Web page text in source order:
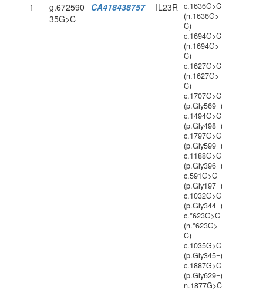
1
g.672590
35G>C
CA418438757 IL23R c.1636G>C
(n.1636G>
C)
c.1694G>C
(n.1694G>
C)
c.1627G>C
(n.1627G>
C)
c.1707G>C
(p.Gly569=)
c.1494G>C
(p.Gly498=)
c.1797G>C
(p.Gly599=)
c.1188G>C
(p.Gly396=)
c.591G>C
(p.Gly197=)
c.1032G>C
(p.Gly344=)
c.*623G>C
(n.*623G>
C)
c.1035G>C
(p.Gly345=)
c.1887G>C
(p.Gly629=)
n.1877G>C